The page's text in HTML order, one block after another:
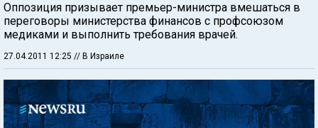
Оппозиция призывает премьер-министра вмешаться в
переговоры министерства финансов с профсоюзом
медиками и выполнить требования врачей.
27.04.2011 12:25 // В Израиле